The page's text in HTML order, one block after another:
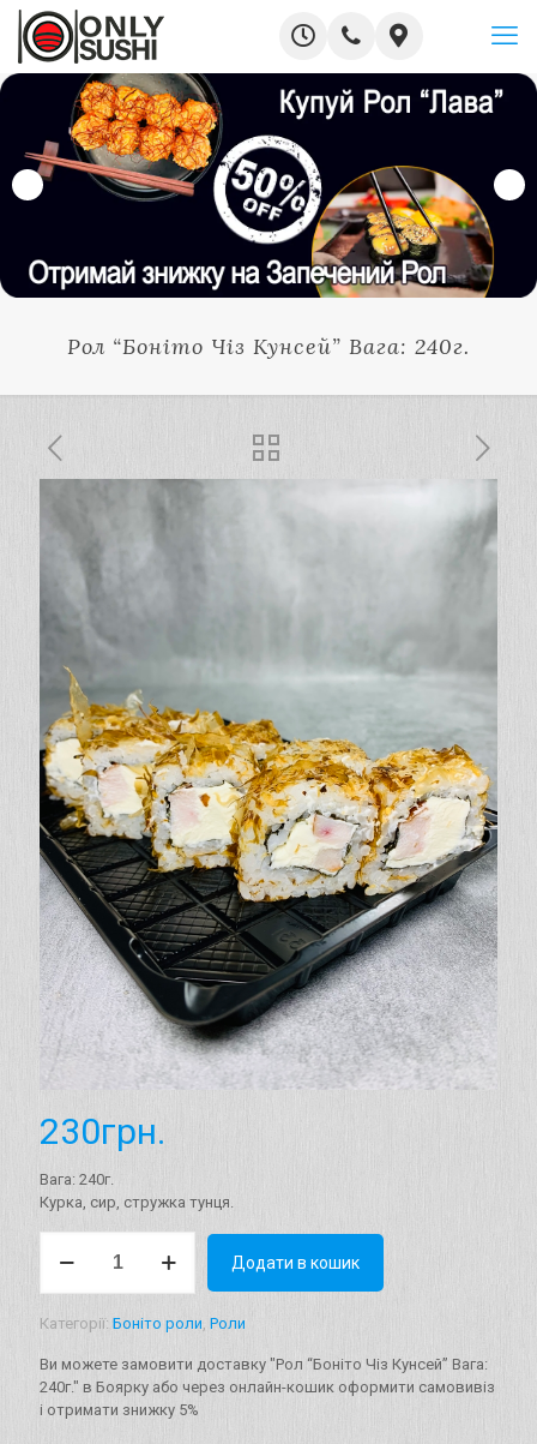
Рол “Боніто Чіз Кунсей” Вага: 240г.
230грн.
Вага: 240г.
Курка, сир, стружка тунця.
"Боніто
Вага:
240г.
кількість
Додати в кошик
Категорії: Боніто роли Роли
Ви можете замовити доставку "Рол “Боніто Чіз Кунсей” Вага:
240г." в Боярку або через онлайн-кошик оформити самовивіз
і отримати знижку 5%